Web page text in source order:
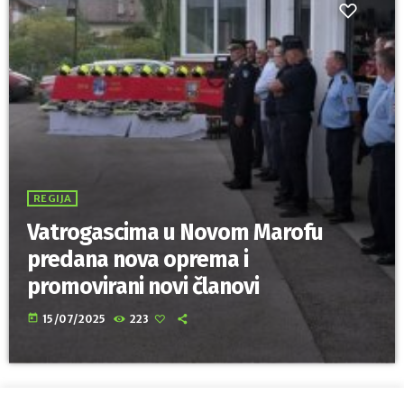
REGIJA
Vatrogascima u Novom Marofu
predana nova oprema i
promovirani novi članovi
today 15/07/2025 223